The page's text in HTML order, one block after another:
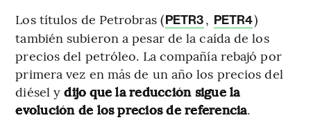
Los títulos de Petrobras (PETR3, PETR4)
también subieron a pesar de la caída de los
precios del petróleo. La compañía rebajó por
primera vez en más de un año los precios del
diésel ydijo que la reducción sigue la
evolución de los precios de referencia.